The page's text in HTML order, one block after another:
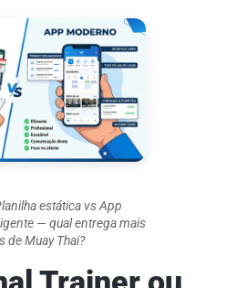
estática vs App
— qual entrega mais
de Muay Thai?